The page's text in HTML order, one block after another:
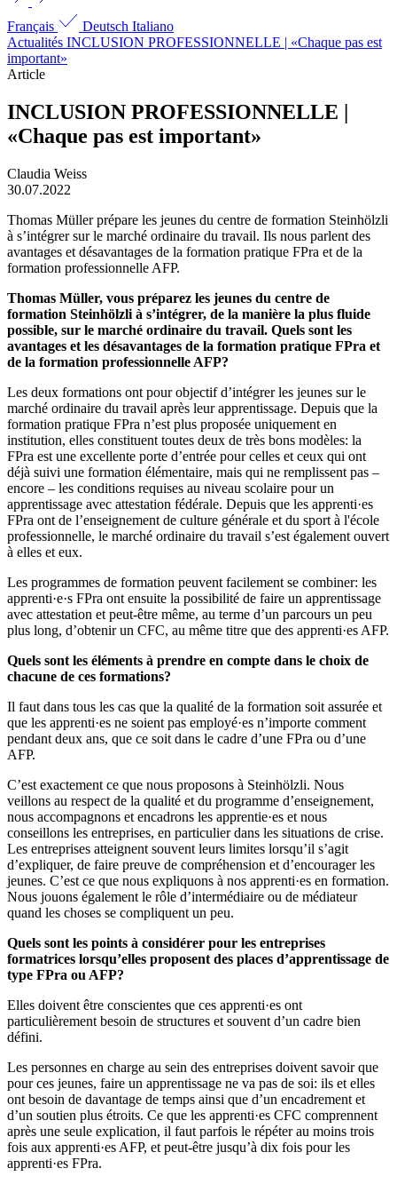
Français Deutsch Italiano
Actualités INCLUSION PRO­FESSION­NELLE | «Chaque pas est
important»
Article
INCLUSION PRO­FESSION­NELLE |
«Chaque pas est important»
Claudia Weiss
30.07.2022
Thomas Müller prépare les jeunes du centre de formation Steinhölzli
à s’intégrer sur le marché ordinaire du travail. Ils nous parlent des
avantages et désavantages de la formation pratique FPra et de la
formation professionnelle AFP.
Thomas Müller, vous préparez les jeunes du centre de
formation Steinhölzli à s’intégrer, de la manière la plus fluide
possible, sur le marché ordinaire du travail. Quels sont les
avantages et les désavantages de la formation pratique FPra et
de la formation professionnelle AFP?
Les deux formations ont pour objectif d’intégrer les jeunes sur le
marché ordinaire du travail après leur apprentissage. Depuis que la
formation pratique FPra n’est plus proposée uniquement en
institution, elles constituent toutes deux de très bons modèles: la
FPra est une excellente porte d’entrée pour celles et ceux qui ont
déjà suivi une formation élémentaire, mais qui ne remplissent pas –
encore – les conditions requises au niveau scolaire pour un
apprentissage avec attestation fédérale. Depuis que les apprenti·es
FPra ont de l’enseignement de culture générale et du sport à l'école
professionnelle, le marché ordinaire du travail s’est également ouvert
à elles et eux.
Les programmes de formation peuvent facilement se combiner: les
apprenti·e·s FPra ont ensuite la possibilité de faire un apprentissage
avec attestation et peut-être même, au terme d’un parcours un peu
plus long, d’obtenir un CFC, au même titre que des apprenti·es AFP.
Quels sont les éléments à prendre en compte dans le choix de
chacune de ces formations?
Il faut dans tous les cas que la qualité de la formation soit assurée et
que les apprenti·es ne soient pas employé·es n’importe comment
pendant deux ans, que ce soit dans le cadre d’une FPra ou d’une
AFP.
C’est exactement ce que nous proposons à Steinhölzli. Nous
veillons au respect de la qualité et du programme d’enseignement,
nous accompagnons et encadrons les apprentie·es et nous
conseillons les entreprises, en particulier dans les situations de crise.
Les entreprises atteignent souvent leurs limites lorsqu’il s’agit
d’expliquer, de faire preuve de compréhension et d’encourager les
jeunes. C’est ce que nous expliquons à nos apprenti·es en formation.
Nous jouons également le rôle d’intermédiaire ou de médiateur
quand les choses se compliquent un peu.
Quels sont les points à considérer pour les entreprises
formatrices lorsqu’elles proposent des places d’apprentissage de
type FPra ou AFP?
Elles doivent être conscientes que ces apprenti·es ont
particulièrement besoin de structures et souvent d’un cadre bien
défini.
Les personnes en charge au sein des entreprises doivent savoir que
pour ces jeunes, faire un apprentissage ne va pas de soi: ils et elles
ont besoin de davantage de temps ainsi que d’un encadrement et
d’un soutien plus étroits. Ce que les apprenti·es CFC comprennent
après une seule explication, il faut parfois le répéter au moins trois
fois aux apprenti·es AFP, et peut-être jusqu’à dix fois pour les
apprenti·es FPra.